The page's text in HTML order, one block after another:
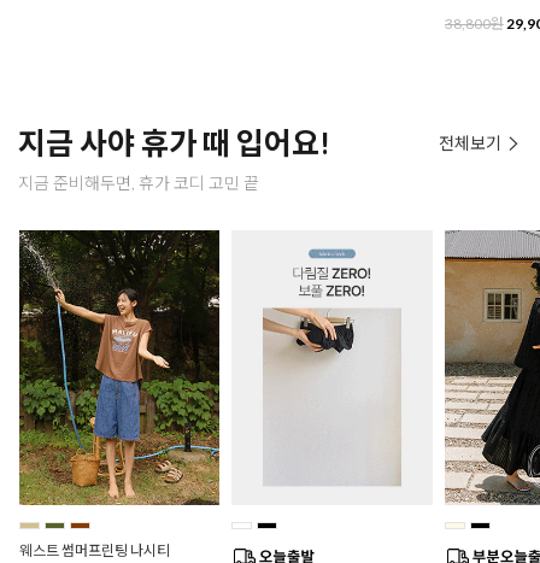
38,800원
지금 사야 휴가 때 입어요!
지금 준비해두면, 휴가 코디 고민 끝
전체보기
웨스트 썸머프린팅 나시티